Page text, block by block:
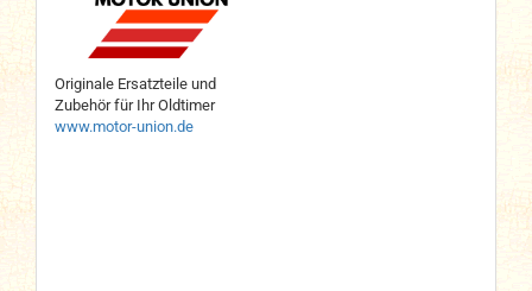
Originale Ersatzteile und
Zubehör für Ihr Oldtimer
www.motor-union.de